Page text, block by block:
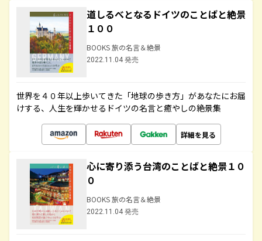
道しるべとなるドイツのことばと絶景
１００
BOOKS 旅の名言＆絶景
2022.11.04 発売
世界を４０年以上歩いてきた「地球の歩き方」があなたにお届
けする、人生を輝かせるドイツの名言と癒やしの絶景集
詳細を見る
心に寄り添う台湾のことばと絶景１０
０
BOOKS 旅の名言＆絶景
2022.11.04 発売